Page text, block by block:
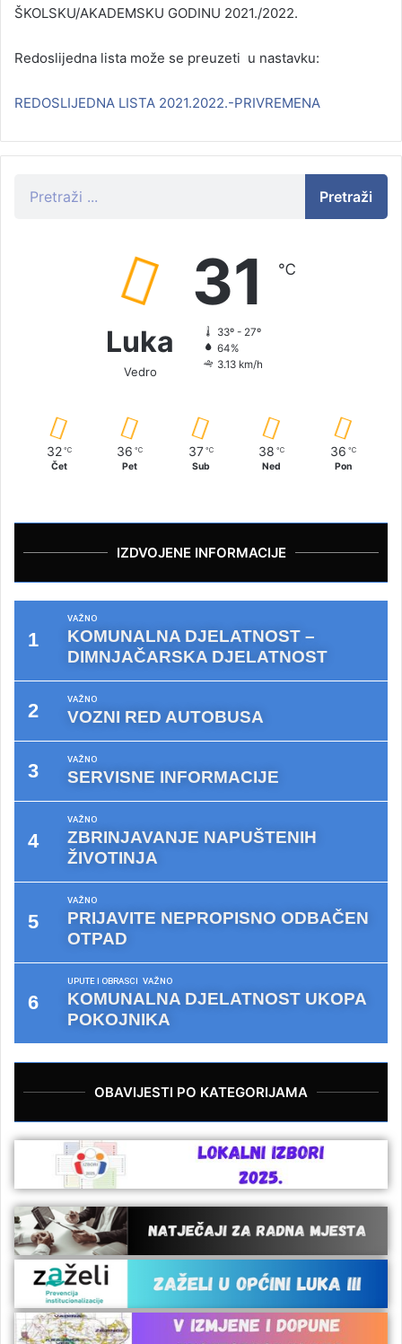
ŠKOLSKU/AKADEMSKU GODINU 2021./2022.
Redoslijedna lista može se preuzeti u nastavku:
REDOSLIJEDNA LISTA 2021.2022.-PRIVREMENA
Pretraži
Luka
Vedro
31 ℃
33º - 27º
64%
3.13 km/h
32 ℃
Čet
36 ℃
Pet
37 ℃
Sub
38 ℃
Ned
36 ℃
Pon
IZDVOJENE INFORMACIJE
VAŽNO
KOMUNALNA DJELATNOST –
DIMNJAČARSKA DJELATNOST
VAŽNO
VOZNI RED AUTOBUSA
VAŽNO
SERVISNE INFORMACIJE
VAŽNO
ZBRINJAVANJE NAPUŠTENIH
ŽIVOTINJA
VAŽNO
PRIJAVITE NEPROPISNO ODBAČEN
OTPAD
UPUTE I OBRASCI VAŽNO
KOMUNALNA DJELATNOST UKOPA
POKOJNIKA
OBAVIJESTI PO KATEGORIJAMA